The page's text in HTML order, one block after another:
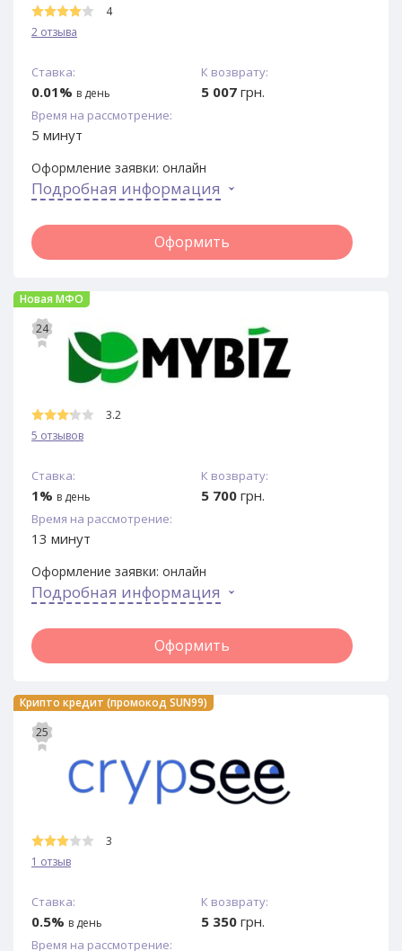
4
2 отзыва
Ставка:
0.01% в день
К возврату:
5 007 грн.
Время на рассмотрение:
5 минут
Оформление заявки: онлайн
Подробная информация
Оформить
Новая МФО
24
3.2
5 отзывов
Ставка:
1% в день
К возврату:
5 700 грн.
Время на рассмотрение:
13 минут
Оформление заявки: онлайн
Подробная информация
Оформить
Крипто кредит (промокод SUN99)
25
3
1 отзыв
Ставка:
0.5% в день
К возврату:
5 350 грн.
Время на рассмотрение: